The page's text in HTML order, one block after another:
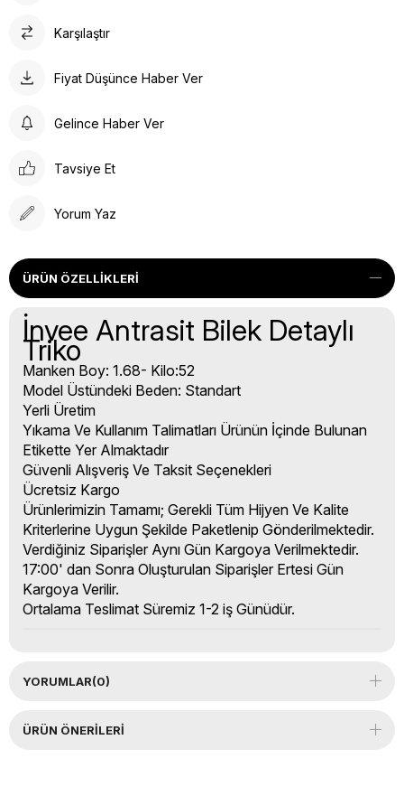
Karşılaştır
Fiyat Düşünce Haber Ver
Gelince Haber Ver
Tavsiye Et
Yorum Yaz
ÜRÜN ÖZELLIKLERI
İnvee Antrasit Bilek Detaylı
Triko
Manken Boy: 1.68- Kilo:52
Model Üstündeki Beden: Standart
Yerli Üretim
Yıkama Ve Kullanım Talimatları Ürünün İçinde Bulunan
Etikette Yer Almaktadır
Güvenli Alışveriş Ve Taksit Seçenekleri
Ücretsiz Kargo
Ürünlerimizin Tamamı; Gerekli Tüm Hijyen Ve Kalite
Kriterlerine Uygun Şekilde Paketlenip Gönderilmektedir.
Verdiğiniz Siparişler Aynı Gün Kargoya Verilmektedir.
17:00' dan Sonra Oluşturulan Siparişler Ertesi Gün
Kargoya Verilir.
Ortalama Teslimat Süremiz 1-2 iş Günüdür.
YORUMLAR(0)
ÜRÜN ÖNERILERI